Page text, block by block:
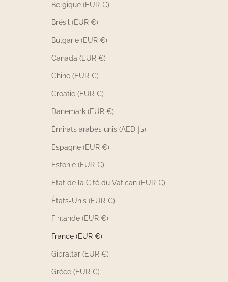
Belgique (EUR €)
Brésil (EUR €)
Bulgarie (EUR €)
Canada (EUR €)
Chine (EUR €)
Croatie (EUR €)
Danemark (EUR €)
Émirats arabes unis (AED د.إ)
Espagne (EUR €)
Estonie (EUR €)
État de la Cité du Vatican (EUR €)
États-Unis (EUR €)
Finlande (EUR €)
France (EUR €)
Gibraltar (EUR €)
Grèce (EUR €)